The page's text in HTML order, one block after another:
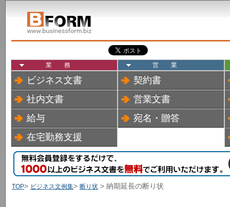
業務
ビジネス文書
社内文書
給与
在宅勤務支援
営業
契約書
営業文書
宛名・贈答
TOP> ビジネス文例集> 断り状 > 納期延長の断り状